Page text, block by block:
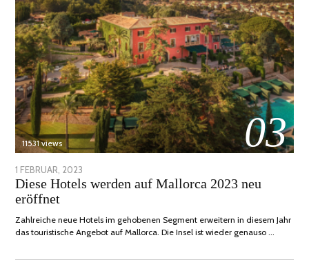
03
11531 views
POSTED
ON
1 FEBRUAR, 2023
FEBRUAR,
Diese Hotels werden auf Mallorca 2023 neu
eröffnet
Zahlreiche neue Hotels im gehobenen Segment erweitern in diesem Jahr
das touristische Angebot auf Mallorca. Die Insel ist wieder genauso …